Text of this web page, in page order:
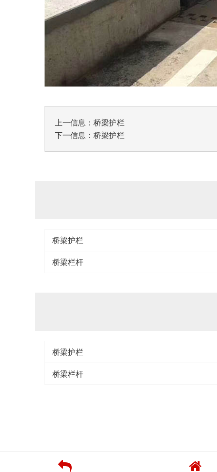
上一信息： 桥梁护栏
下一信息： 桥梁护栏
桥梁护栏
桥梁栏杆
桥梁护栏
桥梁栏杆